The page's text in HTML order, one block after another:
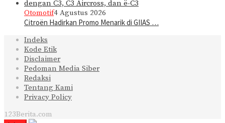
Otomotif4 Agustus 2026
Citroën Hadirkan Promo Menarik di GIIAS …
Indeks
Kode Etik
Disclaimer
Pedoman Media Siber
Redaksi
Tentang Kami
Privacy Policy
123Berita.com